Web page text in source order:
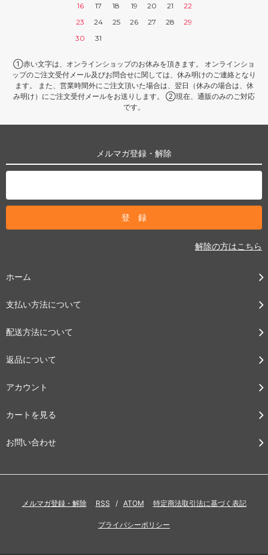
16
17 18 19 20 21
22
23
24 25 26 27 28
29
30
31
①赤い文字は、オンラインショップのお休みを頂きます。 オンラインショ
ップのご注文受付メール及びお問合せに関しては、休み明けのご連絡となり
ます。 また、営業時間外にご注文頂いた場合は、翌日（休みの場合は、休
み明け）にご注文受付メールをお送りします。 ②現在、通販のみのご対応
です。
メルマガ登録・解除
解除の方はこちら
ホーム
支払い方法について
配送方法について
返品について
アカウント
カートを見る
お問い合わせ
メルマガ登録・解除 RSS / ATOM 特定商法取引法に基づく表記
プライバシーポリシー